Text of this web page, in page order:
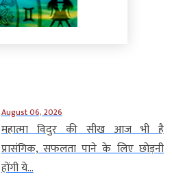
August 06, 2026
महात्मा विदुर की सीख आज भी है
प्रासंगिक, सफलता पाने के लिए छोड़नी
होंगी ये...